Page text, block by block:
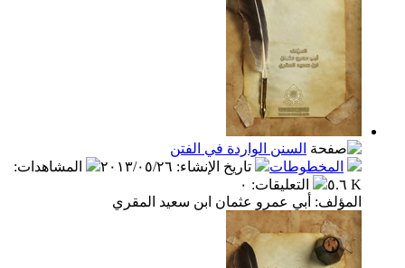
السنن الواردة في الفتن
المخطوطات
تاريخ الإنشاء: ٢٠١٣/٠٥/٢٦ المشاهدات:
٥.٦ K
التعليقات: ٠
المؤلف: أبي عمرو عثمان ابن سعيد المقري